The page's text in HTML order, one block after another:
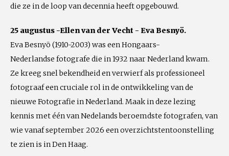
die ze in de loop van decennia heeft opgebouwd.
25 augustus -Ellen van der Vecht - Eva Besnyö.
Eva Besnyö (1910-2003) was een Hongaars-
Nederlandse fotografe die in 1932 naar Nederland kwam.
Ze kreeg snel bekendheid en verwierf als professioneel
fotograaf een cruciale rol in de ontwikkeling van de
nieuwe Fotografie in Nederland. Maak in deze lezing
kennis met één van Nedelands beroemdste fotografen, van
wie vanaf september 2026 een overzichtstentoonstelling
te zien is in Den Haag.